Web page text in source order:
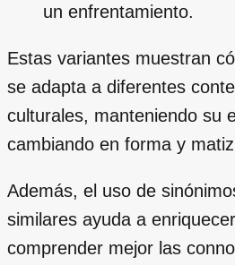
un enfrentamiento.
Estas variantes muestran
se adapta a diferentes
culturales, manteniendo su
cambiando en forma y
Además, el uso de
similares ayuda a
comprender mejor las